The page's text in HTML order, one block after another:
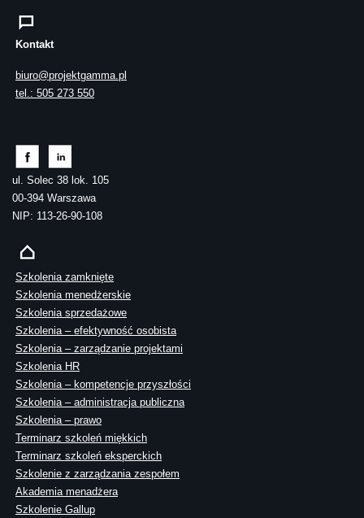
Kontakt
biuro@projektgamma.pl
tel.: 505 273 550
ul. Solec 38 lok. 105
00-394 Warszawa
NIP: 113-26-90-108
Szkolenia zamknięte
Szkolenia menedżerskie
Szkolenia sprzedażowe
Szkolenia – efektywność osobista
Szkolenia – zarządzanie projektami
Szkolenia HR
Szkolenia – kompetencje przyszłości
Szkolenia – administracja publiczna
Szkolenia – prawo
Terminarz szkoleń miękkich
Terminarz szkoleń eksperckich
Szkolenie z zarządzania zespołem
Akademia menadżera
Szkolenie Gallup